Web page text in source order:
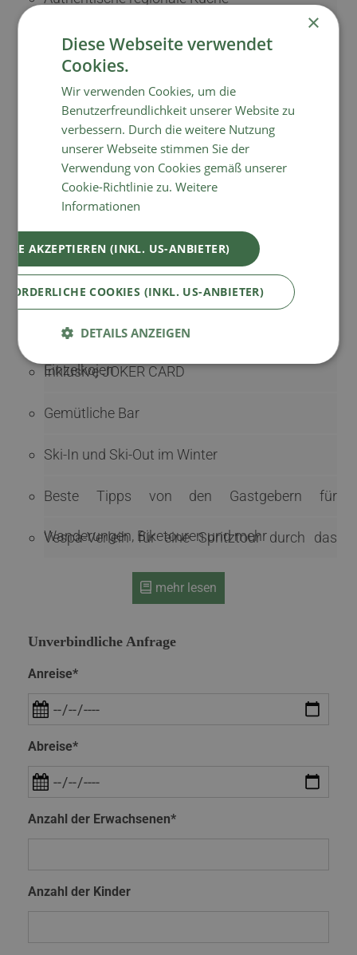
Bike-In und Bike-Out im Sommer
Mountainbike-Waschstation
Sichere Aufbewahrung für Skier und Bikes
Juniorchef als zertifizierter Bike-Guide
Beheizter Outdoorpool
Mehrere Saunen
Entspannung im Zirben-Ruheraum mit
Einzelkojen
Inklusive JOKER CARD
Gemütliche Bar
Ski-In und Ski-Out im Winter
Beste Tipps von den Gastgebern für
Wanderungen, Biketouren und mehr
Vespa-Verleih für eine Spritztour durch das
Salzburger Land
mehr lesen
Unverbindliche Anfrage
Anreise*
Abreise*
Anzahl der Erwachsenen*
Anzahl der Kinder
×
Diese Webseite verwendet
Cookies.
Wir verwenden Cookies, um die
Benutzerfreundlichkeit unserer Website zu
verbessern. Durch die weitere Nutzung
unserer Webseite stimmen Sie der
Verwendung von Cookies gemäß unserer
Cookie-Richtlinie zu.Weitere
Informationen
AKZEPTIEREN (INKL. US-ANBIETER)
COOKIES (INKL. US-ANBIETER)
DETAILS ANZEIGEN